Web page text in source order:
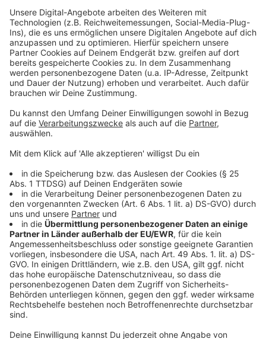
Das ist passiert
Anzeige
Anfang Februar trafen sich die Täter mit dem Opfer,
ihrem Schwager, an einer Bushaltestelle in Schlebusch.
Grund dafür war eine Streitigkeit am Telefon, die sie
persönlich klären wollten. Schnell eskalierte die
Auseinandersetzung. Einer der Täter stach mit einem
Messer auf das Opfer ein, das wehrte sich mit einer
Glasflasche. Nachdem Zeugen die Polizei riefen, flohen
die Täter. Das 30-jährige Opfer starb knapp zwei
Wochen nach der Tat an seinen schweren
Verletzungen
Anzeige
Weitere Meldungen aus Leverkusen
Anzeige